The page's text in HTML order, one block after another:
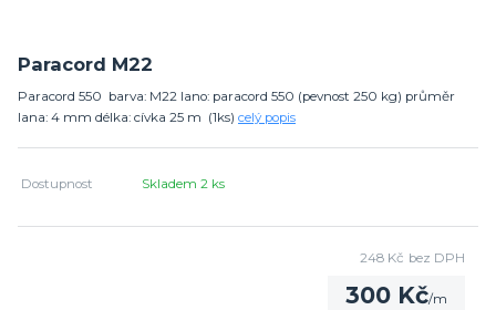
Paracord M22
Paracord 550 barva: M22 lano: paracord 550 (pevnost 250 kg) průměr
lana: 4 mm délka: cívka 25 m (1ks) celý popis
Dostupnost Skladem 2 ks
300 Kč/m
248 Kč bez DPH